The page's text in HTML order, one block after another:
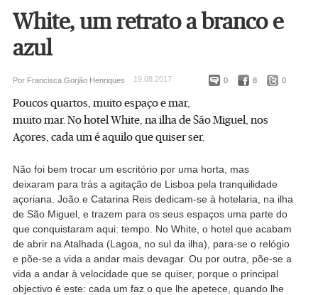
White, um retrato a branco e
azul
0 8 0
Por Francisca Gorjão Henriques 19.08.2017
Poucos quartos, muito espaço e mar,
muito mar. No hotel White, na ilha de São Miguel, nos
Açores, cada um é aquilo que quiser ser.
Não foi bem trocar um escritório por uma horta, mas
deixaram para trás a agitação de Lisboa pela tranquilidade
açoriana. João e Catarina Reis dedicam-se à hotelaria, na ilha
de São Miguel, e trazem para os seus espaços uma parte do
que conquistaram aqui: tempo. No White, o hotel que acabam
de abrir na Atalhada (Lagoa, no sul da ilha), para-se o relógio
e põe-se a vida a andar mais devagar. Ou por outra, põe-se a
vida a andar à velocidade que se quiser, porque o principal
objectivo é este: cada um faz o que lhe apetece, quando lhe